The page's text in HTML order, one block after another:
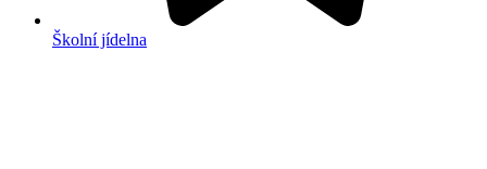
Školní jídelna